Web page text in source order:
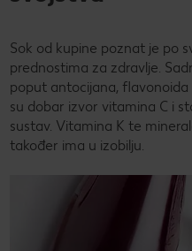
Sok od kupine poznat je po
prednostima za zdravlje.
poput antocijana,
su dobar izvor vitamina C i
sustav. Vitamina K te
također ima u izobilju.